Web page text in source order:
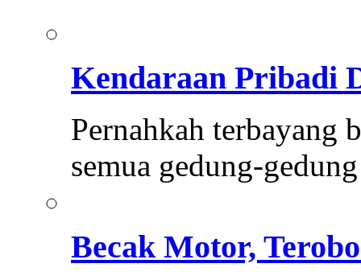
Kendaraan Pribadi
Pernahkah terbayang
semua gedung-
Becak Motor,